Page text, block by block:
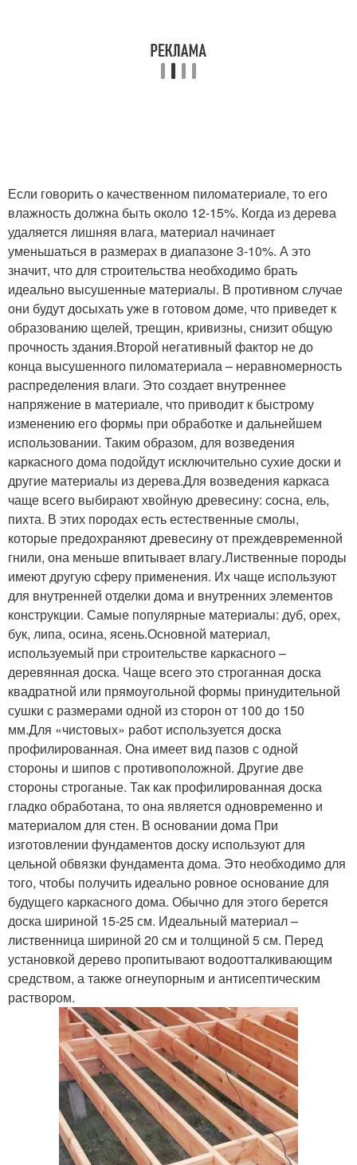
Если говорить о качественном пиломатериале, то его
влажность должна быть около 12-15%. Когда из дерева
удаляется лишняя влага, материал начинает
уменьшаться в размерах в диапазоне 3-10%. А это
значит, что для строительства необходимо брать
идеально высушенные материалы. В противном случае
они будут досыхать уже в готовом доме, что приведет к
образованию щелей, трещин, кривизны, снизит общую
прочность здания.Второй негативный фактор не до
конца высушенного пиломатериала – неравномерность
распределения влаги. Это создает внутреннее
напряжение в материале, что приводит к быстрому
изменению его формы при обработке и дальнейшем
использовании. Таким образом, для возведения
каркасного дома подойдут исключительно сухие доски и
другие материалы из дерева.Для возведения каркаса
чаще всего выбирают хвойную древесину: сосна, ель,
пихта. В этих породах есть естественные смолы,
которые предохраняют древесину от преждевременной
гнили, она меньше впитывает влагу.Лиственные породы
имеют другую сферу применения. Их чаще используют
для внутренней отделки дома и внутренних элементов
конструкции. Самые популярные материалы: дуб, орех,
бук, липа, осина, ясень.Основной материал,
используемый при строительстве каркасного –
деревянная доска. Чаще всего это строганная доска
квадратной или прямоугольной формы принудительной
сушки с размерами одной из сторон от 100 до 150
мм.Для «чистовых» работ используется доска
профилированная. Она имеет вид пазов с одной
стороны и шипов с противоположной. Другие две
стороны строганые. Так как профилированная доска
гладко обработана, то она является одновременно и
материалом для стен. В основании дома При
изготовлении фундаментов доску используют для
цельной обвязки фундамента дома. Это необходимо для
того, чтобы получить идеально ровное основание для
будущего каркасного дома. Обычно для этого берется
доска шириной 15-25 см. Идеальный материал –
лиственница шириной 20 см и толщиной 5 см. Перед
установкой дерево пропитывают водоотталкивающим
средством, а также огнеупорным и антисептическим
раствором.